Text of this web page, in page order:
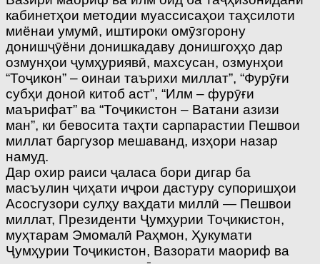
кабинетҳои методии муассисаҳои таҳсилоти
миёнаи умумӣ, иштироки омӯзгорону
донишҷӯёни донишкадаву донишгоҳҳо дар
озмунҳои ҷумҳуриявӣ, махсусан, озмунҳои
“Тоҷикон” – оинаи таърихи миллат”, “Фурӯғи
субҳи доноӣ китоб аст”, “Илм – фурӯғи
маърифат” ва “Тоҷикистон – Ватани азизи
ман”, ки бевосита таҳти сарпарастии Пешвои
миллат баргузор мешаванд, изҳори назар
намуд.
Дар охир раиси ҷаласа бори дигар ба
масъулин ҷиҳати иҷрои дастуру супоришҳои
Асосгузори сулҳу ваҳдати миллӣ — Пешвои
миллат, Президенти Ҷумҳурии Тоҷикистон,
муҳтарам Эмомалӣ Раҳмон, Ҳукумати
Ҷумҳурии Тоҷикистон, Вазорати маориф ва